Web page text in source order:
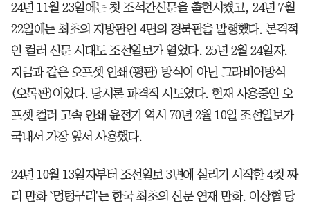
24년 11월 23일에는 첫 조석간신문을 출현시켰고, 24년 7월
22일에는 최초의 지방판인 4면의 경북판을 발행했다. 본격적
인 컬러 신문 시대도 조선일보가 열었다. 25년 2월 24일자.
지금과 같은 오프셋 인쇄(평판) 방식이 아닌 그라비어방식
(오목판)이었다. 당시론 파격적 시도였다. 현재 사용중인 오
프셋 컬러 고속 인쇄 윤전기 역시 70년 2월 10일 조선일보가
국내서 가장 앞서 사용했다.
24년 10월 13일자부터 조선일보 3면에 실리기 시작한 4컷 짜
리 만화 `멍텅구리'는 한국 최초의 신문 연재 만화. 이상협 당